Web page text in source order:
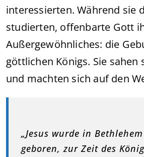
interessierten. Während sie
studierten, offenbarte Gott
Außergewöhnliches: die
göttlichen Königs. Sie sahen
und machten sich auf den
„Jesus wurde in
geboren, zur Zeit des